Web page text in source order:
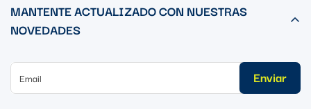
MANTENTE ACTUALIZADO CON NUESTRAS
NOVEDADES
Enviar